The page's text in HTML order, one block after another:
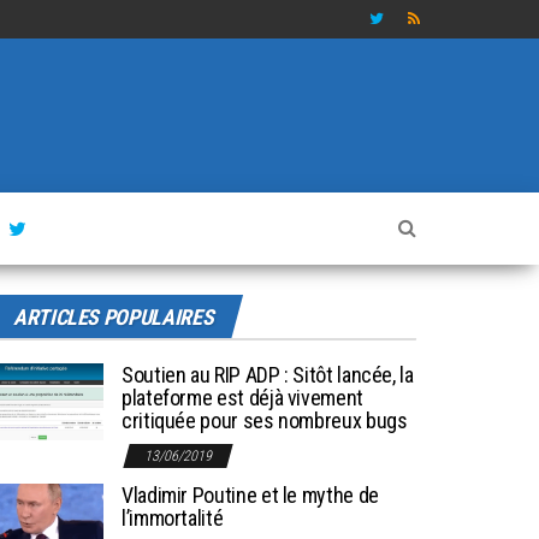
ARTICLES POPULAIRES
Soutien au RIP ADP : Sitôt lancée, la
plateforme est déjà vivement
critiquée pour ses nombreux bugs
13/06/2019
Vladimir Poutine et le mythe de
l’immortalité